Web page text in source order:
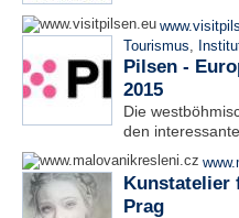
Tourismus,
Pilsen -
2015
Die
den
Kunstatelier
Prag